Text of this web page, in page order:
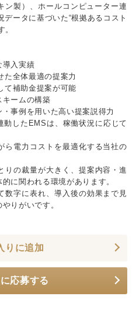
ン製）、ホールコンピューター連
ータに基づいた“根拠あるコスト
。
入実績
全体最適の提案力
補助金提案が可能
ームの構築
事例を用いた高い提案説得力
したEMSは、稼働状況に応じて
ら電力コストを最適化する当社の
りの裁量が大きく、提案内容・進
に関われる環境があります。
数字に表れ、導入後の効果まで見
りがいです。
りに追加
応募する